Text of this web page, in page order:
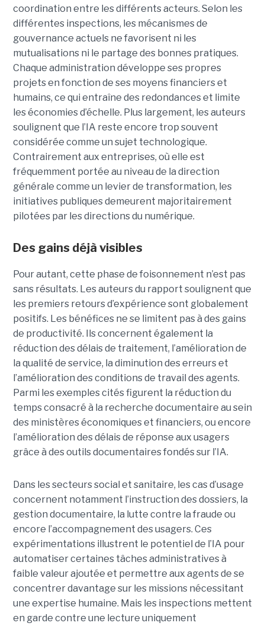
coordination entre les différents acteurs. Selon les
différentes inspections, les mécanismes de
gouvernance actuels ne favorisent ni les
mutualisations ni le partage des bonnes pratiques.
Chaque administration développe ses propres
projets en fonction de ses moyens financiers et
humains, ce qui entraîne des redondances et limite
les économies d’échelle. Plus largement, les auteurs
soulignent que l’IA reste encore trop souvent
considérée comme un sujet technologique.
Contrairement aux entreprises, où elle est
fréquemment portée au niveau de la direction
générale comme un levier de transformation, les
initiatives publiques demeurent majoritairement
pilotées par les directions du numérique.
Des gains déjà visibles
Pour autant, cette phase de foisonnement n’est pas
sans résultats. Les auteurs du rapport soulignent que
les premiers retours d’expérience sont globalement
positifs. Les bénéfices ne se limitent pas à des gains
de productivité. Ils concernent également la
réduction des délais de traitement, l’amélioration de
la qualité de service, la diminution des erreurs et
l’amélioration des conditions de travail des agents.
Parmi les exemples cités figurent la réduction du
temps consacré à la recherche documentaire au sein
des ministères économiques et financiers, ou encore
l’amélioration des délais de réponse aux usagers
grâce à des outils documentaires fondés sur l’IA.
Dans les secteurs social et sanitaire, les cas d’usage
concernent notamment l’instruction des dossiers, la
gestion documentaire, la lutte contre la fraude ou
encore l’accompagnement des usagers. Ces
expérimentations illustrent le potentiel de l’IA pour
automatiser certaines tâches administratives à
faible valeur ajoutée et permettre aux agents de se
concentrer davantage sur les missions nécessitant
une expertise humaine. Mais les inspections mettent
en garde contre une lecture uniquement